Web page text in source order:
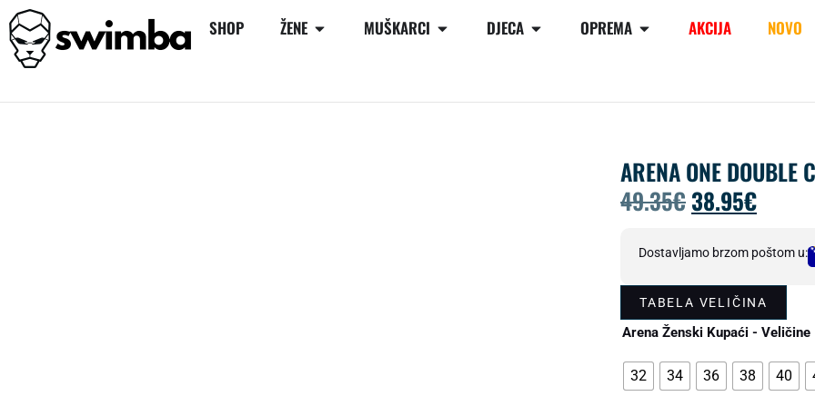
SHOP ŽENE MUŠKARCI DJECA OPREMA AKCIJA NOVO
ARENA ONE DOUBLE
49.35€38.95€
Dostavljamo brzom poštom u:
TABELA VELIČINA
Arena Ženski Kupaći - Veličine
32 34 36 38 40